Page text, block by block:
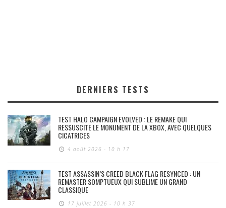
DERNIERS TESTS
TEST HALO CAMPAIGN EVOLVED : LE REMAKE QUI
RESSUSCITE LE MONUMENT DE LA XBOX, AVEC QUELQUES
CICATRICES
4 août 2026 - 10 h 17
TEST ASSASSIN’S CREED BLACK FLAG RESYNCED : UN
REMASTER SOMPTUEUX QUI SUBLIME UN GRAND
CLASSIQUE
17 juillet 2026 - 10 h 37